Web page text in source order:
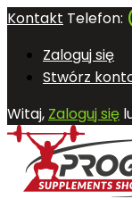
Kontakt Telefon:
Zaloguj się
Stwórz
Witaj, Zaloguj się